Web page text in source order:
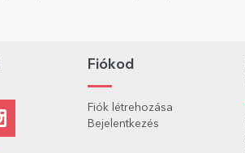
Fiókod
Fiók létrehozása
Bejelentkezés